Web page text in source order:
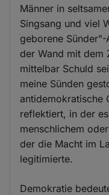
Männer in
Singsang und viel
geborene
der Wand mit dem
mittelbar Schuld
meine Sünden
antidemokratische
reflektiert, in der
menschlichem
der die Macht im
legitimierte.
Demokratie